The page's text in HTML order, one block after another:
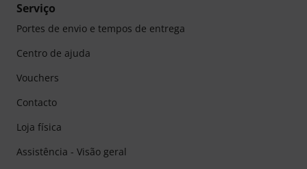
Serviço
Portes de envio e tempos de entrega
Centro de ajuda
Vouchers
Contacto
Loja física
Assistência - Visão geral